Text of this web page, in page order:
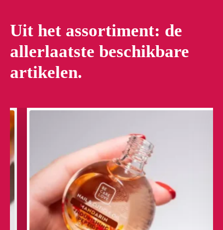
Uit het assortiment: de
allerlaatste beschikbare
artikelen.